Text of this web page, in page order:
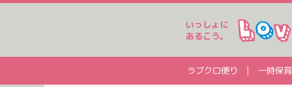
いっしょに
あるこう。
ラブクロ便り 一時保育